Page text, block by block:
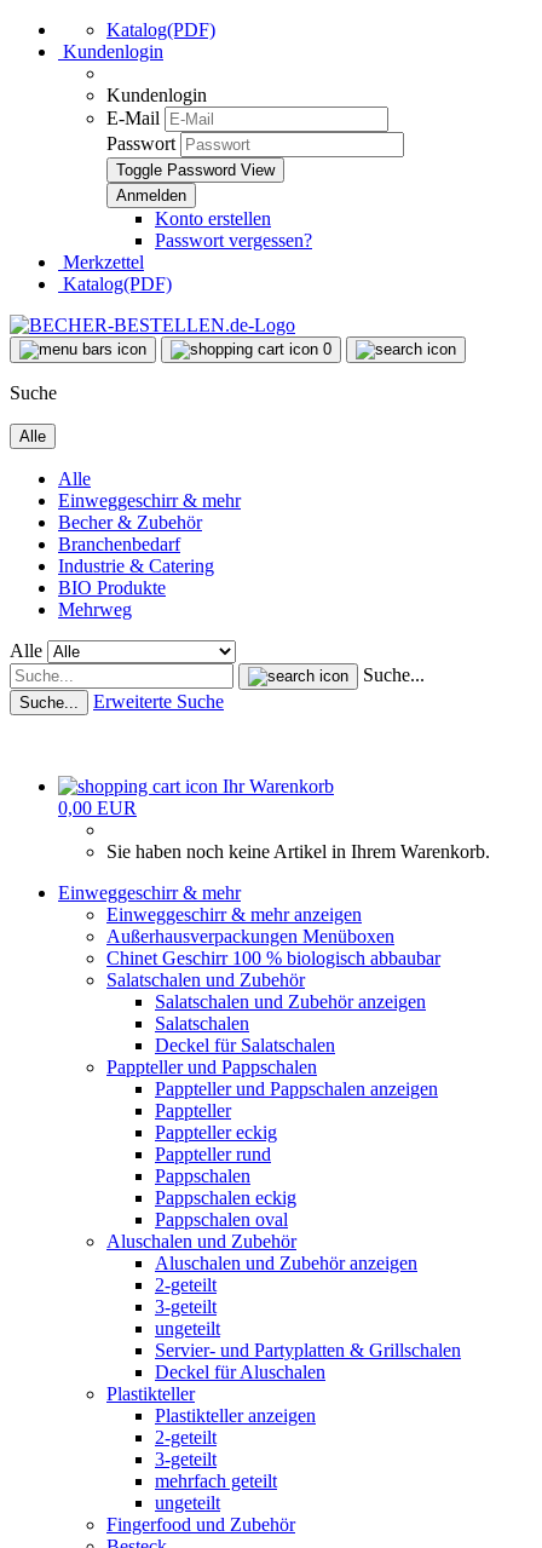
Katalog(PDF)
Kundenlogin
Kundenlogin
E-Mail
Passwort
Toggle Password View
Konto erstellen
Passwort vergessen?
Merkzettel
Katalog(PDF)
0
Suche
Alle
Alle
Einweggeschirr & mehr
Becher & Zubehör
Branchenbedarf
Industrie & Catering
BIO Produkte
Mehrweg
Alle
Suche...
Suche... Erweiterte Suche
Ihr Warenkorb
0,00 EUR
Sie haben noch keine Artikel in Ihrem Warenkorb.
Einweggeschirr & mehr
Einweggeschirr & mehr anzeigen
Außerhausverpackungen Menüboxen
Chinet Geschirr 100 % biologisch abbaubar
Salatschalen und Zubehör
Salatschalen und Zubehör anzeigen
Salatschalen
Deckel für Salatschalen
Pappteller und Pappschalen
Pappteller und Pappschalen anzeigen
Pappteller
Pappteller eckig
Pappteller rund
Pappschalen
Pappschalen eckig
Pappschalen oval
Aluschalen und Zubehör
Aluschalen und Zubehör anzeigen
2-geteilt
3-geteilt
ungeteilt
Servier- und Partyplatten & Grillschalen
Deckel für Aluschalen
Plastikteller
Plastikteller anzeigen
2-geteilt
3-geteilt
mehrfach geteilt
ungeteilt
Fingerfood und Zubehör